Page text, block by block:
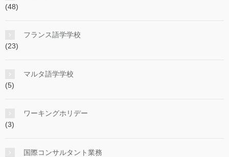
(48)
フランス語学学校
(23)
マルタ語学学校
(5)
ワーキングホリデー
(3)
国際コンサルタント業務